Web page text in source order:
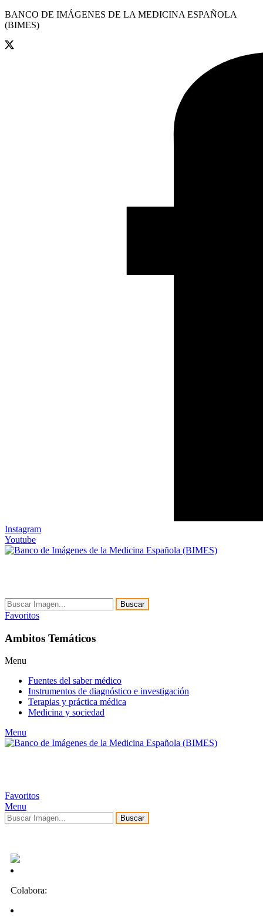
BANCO DE IMÁGENES DE LA MEDICINA ESPAÑOLA
(BIMES)
Instagram
Youtube
Buscar
Favoritos
Ambitos Temáticos
Menu
Fuentes del saber médico
Instrumentos de diagnóstico e investigación
Terapias y práctica médica
Medicina y sociedad
Menu
Favoritos
Menu
Buscar
Colabora: